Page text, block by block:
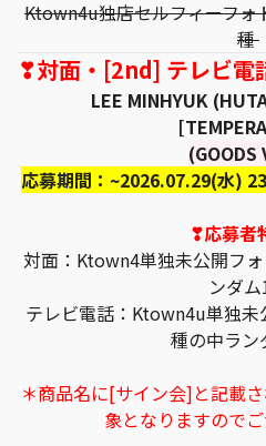
Ktown4u独店セルフィーフォ
種
❣対面・[2nd] テレビ電
LEE MINHYUK
(GOODS
応募期間：~2026.07.29(水)
❣応募者
対面：Ktown4単独未公開フ
ンダ
テレビ電話：Ktown4u単独未
種の中ラン
＊商品名に[サイン会]と記載
象となりますので